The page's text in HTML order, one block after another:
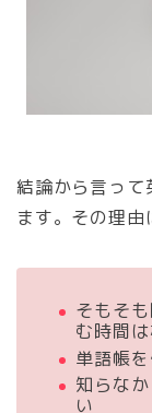
結論から言って
ます。その理由
そもそ
む時間
単語帳
知らな
い